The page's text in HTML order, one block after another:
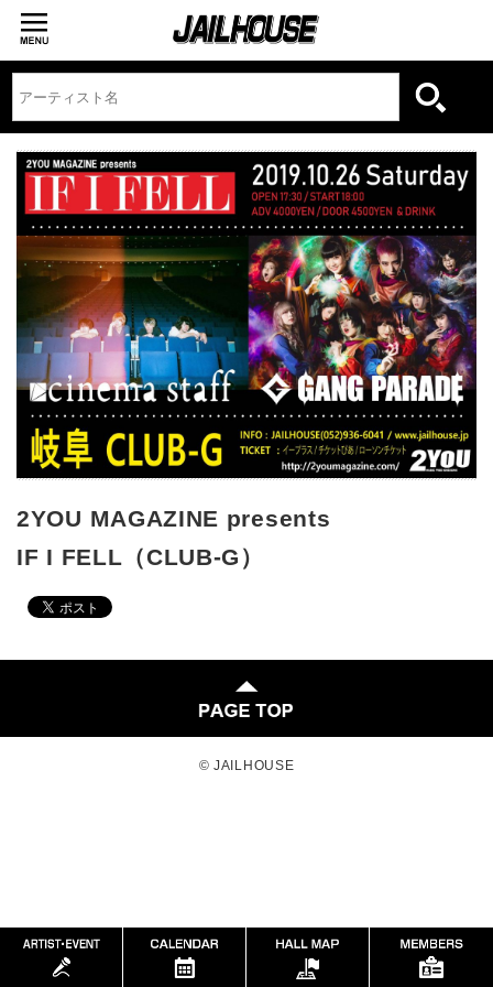
2YOU MAGAZINE presents
IF I FELL（CLUB-G）
© JAILHOUSE